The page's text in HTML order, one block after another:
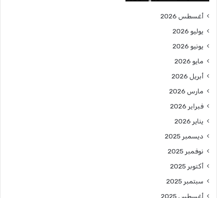
أغسطس 2026
يوليو 2026
يونيو 2026
مايو 2026
أبريل 2026
مارس 2026
فبراير 2026
يناير 2026
ديسمبر 2025
نوفمبر 2025
أكتوبر 2025
سبتمبر 2025
أغسطس 2025